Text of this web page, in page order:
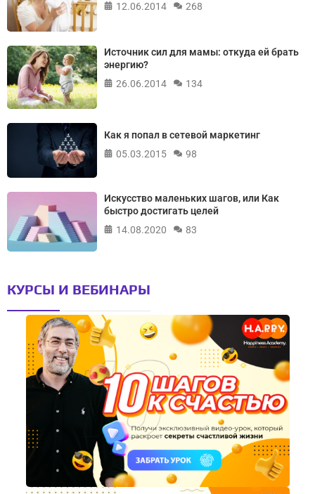
12.06.2014
268
Источник сил для мамы: откуда ей брать
энергию?
26.06.2014
134
Как я попал в сетевой маркетинг
05.03.2015
98
Искусство маленьких шагов, или Как
быстро достигать целей
14.08.2020
83
КУРСЫ И ВЕБИНАРЫ